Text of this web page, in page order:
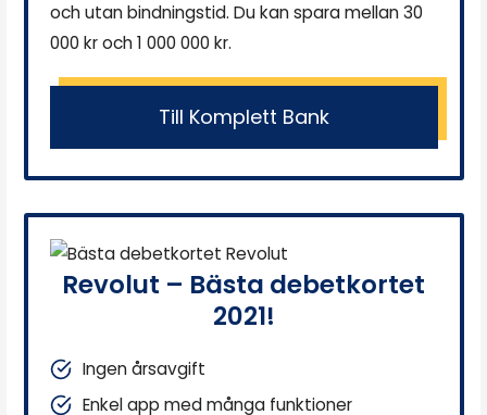
och utan bindningstid. Du kan spara mellan 30
000 kr och 1 000 000 kr.
Till Komplett Bank
Revolut – Bästa debetkortet
2021!
Ingen årsavgift
Enkel app med många funktioner